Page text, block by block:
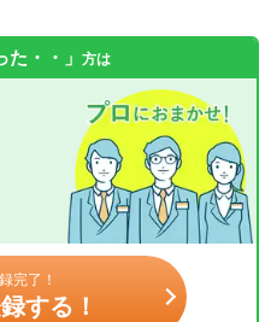
・・」 方は
完了！
する！